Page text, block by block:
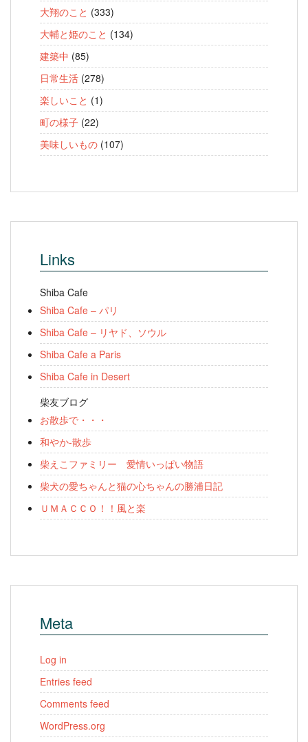
大翔のこと (333)
大輔と姫のこと (134)
建築中 (85)
日常生活 (278)
楽しいこと (1)
町の様子 (22)
美味しいもの (107)
Links
Shiba Cafe
Shiba Cafe – パリ
Shiba Cafe – リヤド、ソウル
Shiba Cafe a Paris
Shiba Cafe in Desert
柴友ブログ
お散歩で・・・
和やか-散歩
柴えこファミリー 愛情いっぱい物語
柴犬の愛ちゃんと猫の心ちゃんの勝浦日記
ＵＭＡＣＣＯ！！風と楽
Meta
Log in
Entries feed
Comments feed
WordPress.org